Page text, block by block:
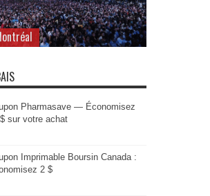
Pharmasave — Économisez
sur votre achat
Imprimable Boursin Canada :
2 $